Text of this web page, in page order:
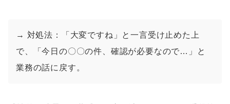
→ 対処法：「大変ですね」と一言受け止めた上
で、「今日の〇〇の件、確認が必要なので…」と
業務の話に戻す。